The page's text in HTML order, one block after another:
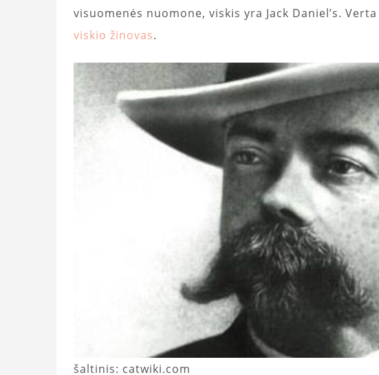
visuomenės nuomone, viskis yra Jack Daniel’s.
viskio žinovas.
šaltinis: catwiki.com